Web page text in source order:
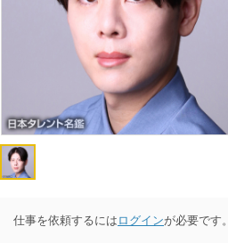
仕事を依頼するには ログインが必要です。